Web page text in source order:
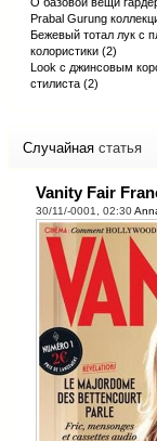
Prabal Gurung
Бежевый тотал лук с
колористики (2)
Look с джинсовым
стилиста (2)
Случайная статья
Vanity Fair
30/11/-0001, 02:30